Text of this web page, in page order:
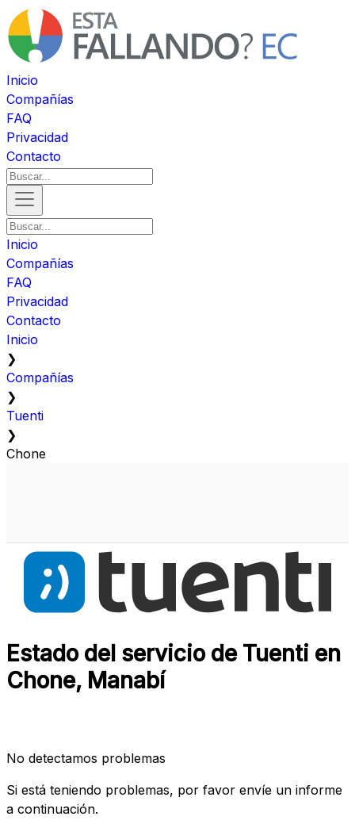
Inicio
Compañías
FAQ
Privacidad
Contacto
Inicio
Compañías
FAQ
Privacidad
Contacto
Inicio
❯
Compañías
❯
Tuenti
❯
Chone
Estado del servicio de Tuenti en
Chone, Manabí
No detectamos problemas
Si está teniendo problemas, por favor envíe un informe
a continuación.